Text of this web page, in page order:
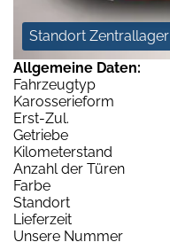
Standort Zentrallager
Allgemeine Daten:
Fahrzeugtyp
Karosserieform
Erst-Zul.
Getriebe
Kilometerstand
Anzahl der Türen
Farbe
Standort
Lieferzeit
Unsere Nummer